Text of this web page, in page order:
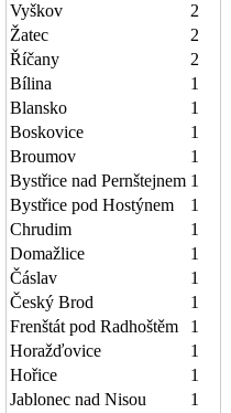
Vyškov
2
Žatec
2
Říčany
2
Bílina
1
Blansko
1
Boskovice
1
Broumov
1
Bystřice nad Pernštejnem 1
Bystřice pod Hostýnem
1
Chrudim
1
Domažlice
1
Čáslav
1
Český Brod
1
Frenštát pod Radhoštěm
1
Horažďovice
1
Hořice
1
Jablonec nad Nisou
1